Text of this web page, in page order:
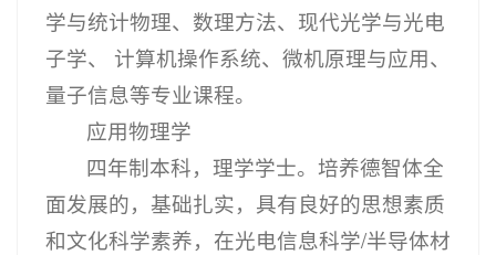
学与统计物理、数理方法、现代光学与光电
子学、 计算机操作系统、微机原理与应用、
量子信息等专业课程。
应用物理学
四年制本科，理学学士。培养德智体全
面发展的，基础扎实，具有良好的思想素质
和文化科学素养，在光电信息科学/半导体材